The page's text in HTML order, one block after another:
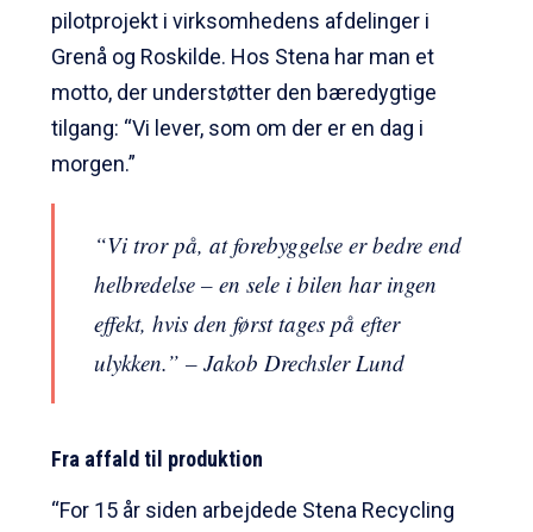
pilotprojekt i virksomhedens afdelinger i
Grenå og Roskilde. Hos Stena har man et
motto, der understøtter den bæredygtige
tilgang: “Vi lever, som om der er en dag i
morgen.”
“Vi tror på, at forebyggelse er bedre end
helbredelse – en sele i bilen har ingen
effekt, hvis den først tages på efter
ulykken.” – Jakob Drechsler Lund
Fra affald til produktion
“For 15 år siden arbejdede Stena Recycling